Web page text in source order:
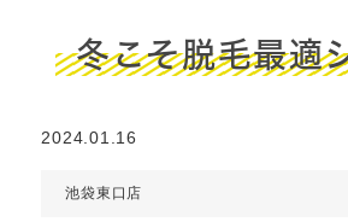
冬こそ脱毛最適
2024.01.16
池袋東口店